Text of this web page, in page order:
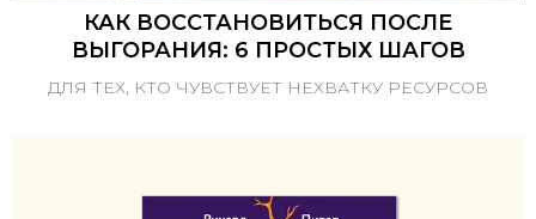
КАК ВОССТАНОВИТЬСЯ ПОСЛЕ
ВЫГОРАНИЯ: 6 ПРОСТЫХ ШАГОВ
ДЛЯ ТЕХ, КТО ЧУВСТВУЕТ НЕХВАТКУ РЕСУРСОВ